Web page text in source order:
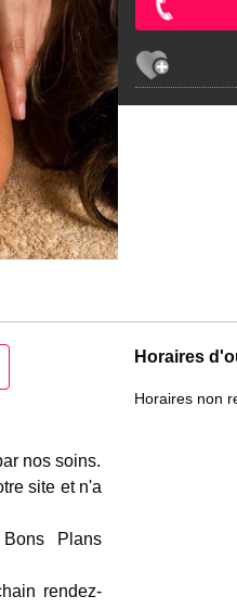
Horaires
Horaires non
nos soins.
site et n'a
Plans
rendez-